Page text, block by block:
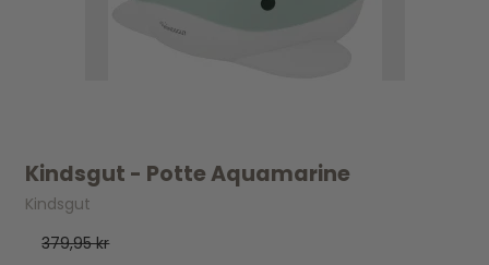
Kindsgut - Potte Aquamarine
Kindsgut
379,95 kr